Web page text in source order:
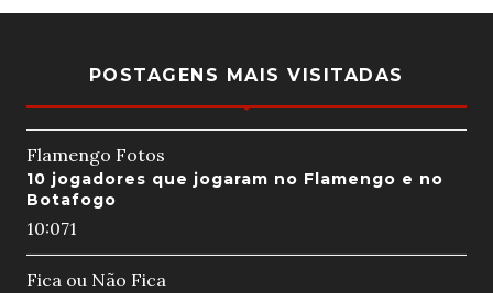
POSTAGENS MAIS VISITADAS
Flamengo Fotos
10 jogadores que jogaram no Flamengo e no
Botafogo
10:071
Fica ou Não Fica